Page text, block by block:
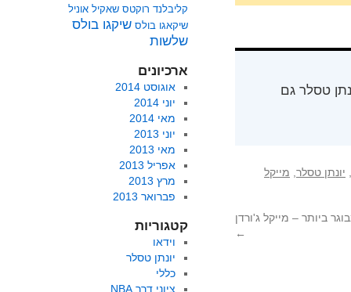
בן 25 מהמרכז. יונתן טסלר גם
יונתן טסלר מייקל
ביותר – מייקל ג'ורדן
←
קליבלנד רוקטס שאקיל אוניל
שיקאגו בולס שיקגו בולס
שלשות
ארכיונים
אוגוסט 2014
יוני 2014
מאי 2014
יוני 2013
מאי 2013
אפריל 2013
מרץ 2013
פברואר 2013
קטגוריות
וידאו
יונתן טסלר
כללי
ציוני דרך NBA